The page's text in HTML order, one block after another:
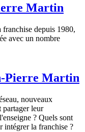
Martin
franchise depuis 1980,
avec un nombre
Pierre Martin
nouveaux
partager leur
? Quels sont
intégrer la franchise ?